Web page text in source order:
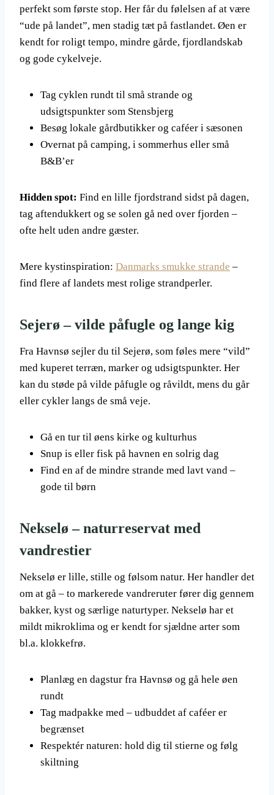
perfekt som første stop. Her får du følelsen af at være
“ude på landet”, men stadig tæt på fastlandet. Øen er
kendt for roligt tempo, mindre gårde, fjordlandskab
og gode cykelveje.
Tag cyklen rundt til små strande og
udsigtspunkter som Stensbjerg
Besøg lokale gårdbutikker og caféer i sæsonen
Overnat på camping, i sommerhus eller små
B&B’er
Hidden spot: Find en lille fjordstrand sidst på dagen,
tag aftendukkert og se solen gå ned over fjorden –
ofte helt uden andre gæster.
Mere kystinspiration: Danmarks smukke strande –
find flere af landets mest rolige strandperler.
Sejerø – vilde påfugle og lange kig
Fra Havnsø sejler du til Sejerø, som føles mere “vild”
med kuperet terræn, marker og udsigtspunkter. Her
kan du støde på vilde påfugle og råvildt, mens du går
eller cykler langs de små veje.
Gå en tur til øens kirke og kulturhus
Snup is eller fisk på havnen en solrig dag
Find en af de mindre strande med lavt vand –
gode til børn
Nekselø – naturreservat med
vandrestier
Nekselø er lille, stille og følsom natur. Her handler det
om at gå – to markerede vandreruter fører dig gennem
bakker, kyst og særlige naturtyper. Nekselø har et
mildt mikroklima og er kendt for sjældne arter som
bl.a. klokkefrø.
Planlæg en dagstur fra Havnsø og gå hele øen
rundt
Tag madpakke med – udbuddet af caféer er
begrænset
Respektér naturen: hold dig til stierne og følg
skiltning